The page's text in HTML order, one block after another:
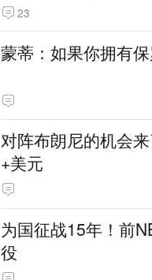
23
蒙蒂：如果你拥有
对阵布朗尼的机会
+美元
为国征战15年！前
役